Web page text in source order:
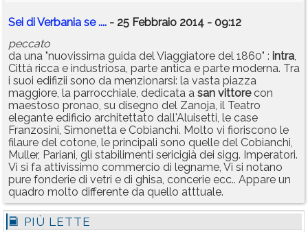
Sei di Verbania se .... - 25 Febbraio 2014 - 09:12
peccato
da una "nuovissima guida del Viaggiatore del 1860" : intra,
Città ricca e industriosa, parte antica e parte moderna. Tra
i suoi edifizii sono da menzionarsi: la vasta piazza
maggiore, la parrocchiale, dedicata a san vittorecon
maestoso pronao, su disegno del Zanoja, il Teatro
elegante edificio architettato dall'Aluisetti, le case
Franzosini, Simonetta e Cobianchi. Molto vi fioriscono le
filaure del cotone, le principali sono quelle del Cobianchi,
Muller, Pariani, gli stabilimenti sericigià dei sigg. Imperatori.
Vi si fa attivissimo commercio di legname, Vi si notano
pure fonderie di vetri e di ghisa, concerie ecc.. Appare un
quadro molto differente da quello atttuale.
PIÙ LETTE